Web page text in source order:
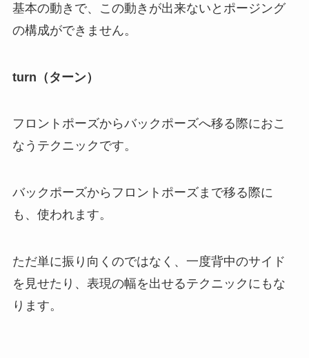
基本の動きで、この動きが出来ないとポージング
の構成ができません。
turn（ターン）
フロントポーズからバックポーズへ移る際におこ
なうテクニックです。
バックポーズからフロントポーズまで移る際に
も、使われます。
ただ単に振り向くのではなく、一度背中のサイド
を見せたり、表現の幅を出せるテクニックにもな
ります。